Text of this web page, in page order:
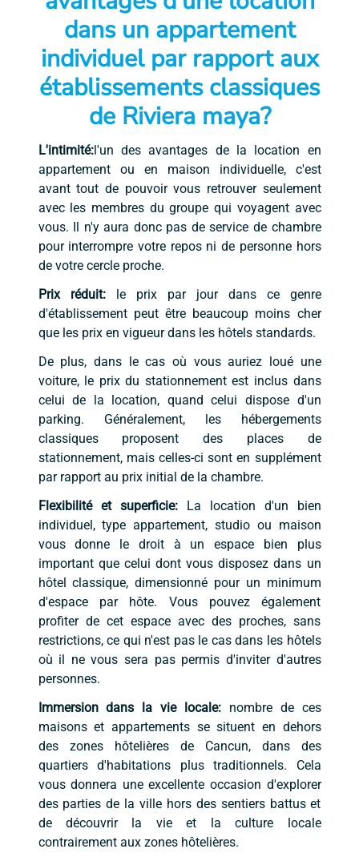
dans un appartement
individuel par rapport aux
établissements classiques
de Riviera maya?
L'intimité:l'un des avantages de la location en
appartement ou en maison individuelle, c'est
avant tout de pouvoir vous retrouver seulement
avec les membres du groupe qui voyagent avec
vous. Il n'y aura donc pas de service de chambre
pour interrompre votre repos ni de personne hors
de votre cercle proche.
Prix réduit:le prix par jour dans ce genre
d'établissement peut être beaucoup moins cher
que les prix en vigueur dans les hôtels standards.
De plus, dans le cas où vous auriez loué une
voiture, le prix du stationnement est inclus dans
celui de la location, quand celui dispose d'un
parking. Généralement, les hébergements
classiques proposent des places de
stationnement, mais celles-ci sont en supplément
par rapport au prix initial de la chambre.
Flexibilité et superficie:La location d'un bien
individuel, type appartement, studio ou maison
vous donne le droit à un espace bien plus
important que celui dont vous disposez dans un
hôtel classique, dimensionné pour un minimum
d'espace par hôte. Vous pouvez également
profiter de cet espace avec des proches, sans
restrictions, ce qui n'est pas le cas dans les hôtels
où il ne vous sera pas permis d'inviter d'autres
personnes.
Immersion dans la vie locale:nombre de ces
maisons et appartements se situent en dehors
des zones hôtelières de Cancun, dans des
quartiers d'habitations plus traditionnels. Cela
vous donnera une excellente occasion d'explorer
des parties de la ville hors des sentiers battus et
de découvrir la vie et la culture locale
contrairement aux zones hôtelières.